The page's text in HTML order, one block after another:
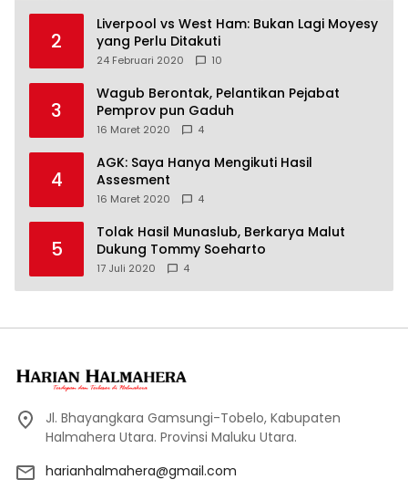
2
Liverpool vs West Ham: Bukan Lagi Moyesy
yang Perlu Ditakuti
24 Februari 2020 10
3
Wagub Berontak, Pelantikan Pejabat
Pemprov pun Gaduh
16 Maret 2020 4
4
AGK: Saya Hanya Mengikuti Hasil
Assesment
16 Maret 2020 4
5
Tolak Hasil Munaslub, Berkarya Malut
Dukung Tommy Soeharto
17 Juli 2020 4
Jl. Bhayangkara Gamsungi-Tobelo, Kabupaten
Halmahera Utara. Provinsi Maluku Utara.
harianhalmahera@gmail.com